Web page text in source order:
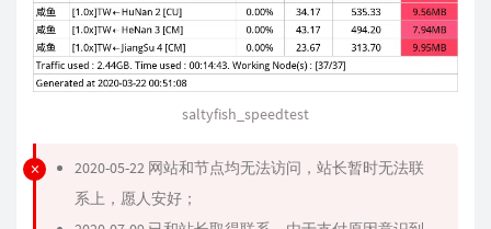
saltyfish_speedtest
2020-05-22 网站和节点均无法访问，站长暂时无法联
系上，愿人安好；